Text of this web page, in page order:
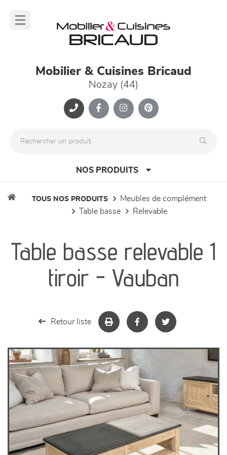
Mobilier & Cuisines Bricaud
Nozay (44)
NOS PRODUITS
séjours
meubles de complément
décoration
TOUS NOS PRODUITS
meubles de complément
table basse
relevable
Table basse relevable 1
tiroir - Vauban
Retour liste